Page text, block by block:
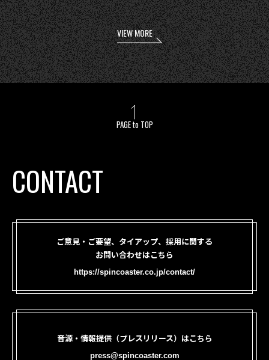
VIEW MORE
PAGE to TOP
CONTACT
ご意見・ご要望、タイアップ、採用に関する
お問い合わせはこちら
https://spincoaster.co.jp/contact/
音源・情報提供（プレスリリース）はこちら
press@spincoaster.com